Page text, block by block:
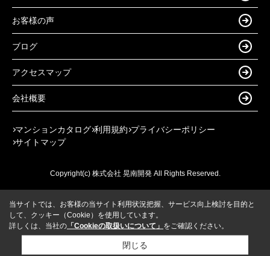
お客様の声
ブログ
アクセスマップ
会社概要
マンションカタログ 利用規約 プライバシーポリシー
サイトマップ
Copyright(c) 株式会社 晃南開発 All Rights Reserved.
当サイトでは、お客様の当サイト利用状況把握、サービス向上検討を目的と
して、クッキー（Cookie）を使用しています。
詳しくは、当社の 「Cookieの取扱いについて」 をご確認ください。
閉じる